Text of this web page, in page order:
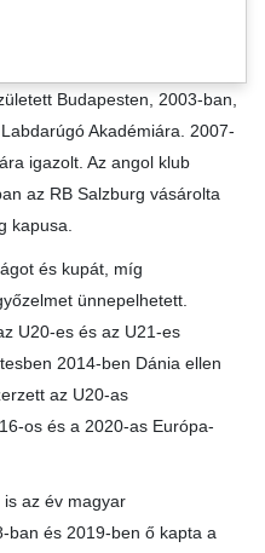
Budapesten, 2003-ban,
Akadémiára. 2007-
igazolt. Az angol klub
az RB Salzburg vásárolta
kapusa.
és kupát, míg
ünnepelhetett.
U20-es és az U21-es
2014-ben Dánia ellen
az U20-as
os és a 2020-as Európa-
az év magyar
ban és 2019-ben ő kapta a